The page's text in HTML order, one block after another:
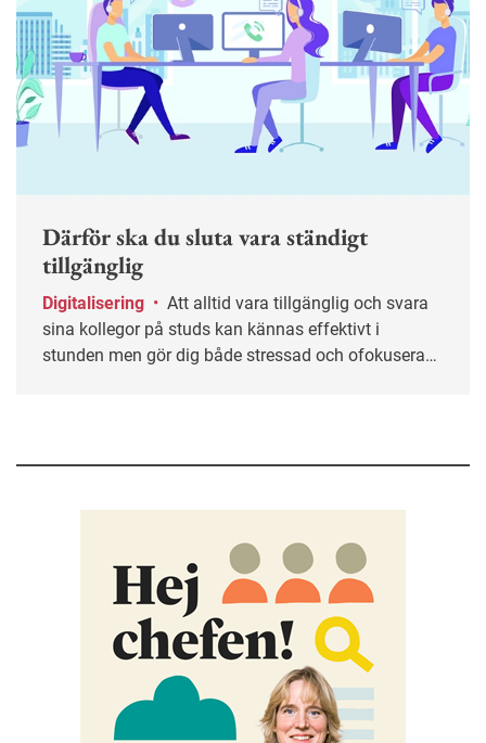
Därför ska du sluta vara ständigt
tillgänglig
Digitalisering •
sina kollegor på studs kan kännas effektivt i
stunden men gör dig både stressad och ofokuserad.